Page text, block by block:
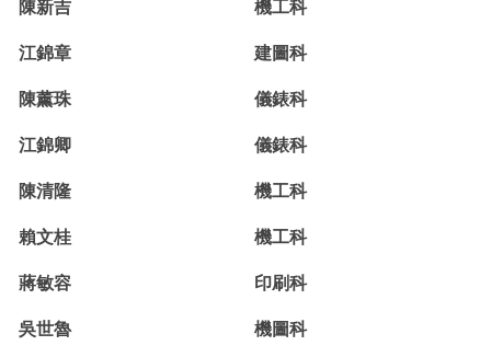
陳新吉 機工科
江錦章 建圖科
陳薰珠 儀錶科
江錦卿 儀錶科
陳清隆 機工科
賴文桂 機工科
蔣敏容 印刷科
吳世魯 機圖科